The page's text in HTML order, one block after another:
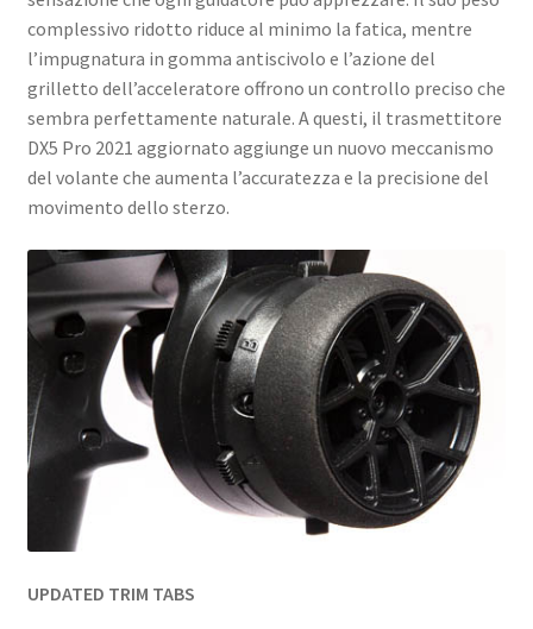
complessivo ridotto riduce al minimo la fatica, mentre
l’impugnatura in gomma antiscivolo e l’azione del
grilletto dell’acceleratore offrono un controllo preciso che
sembra perfettamente naturale. A questi, il trasmettitore
DX5 Pro 2021 aggiornato aggiunge un nuovo meccanismo
del volante che aumenta l’accuratezza e la precisione del
movimento dello sterzo.
UPDATED TRIM TABS